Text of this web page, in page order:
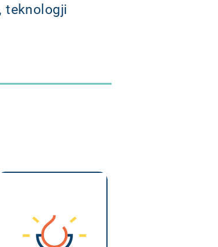
teknologji